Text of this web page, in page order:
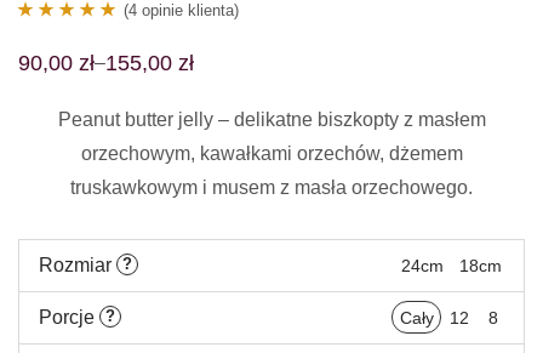
5.00na 5 na
klientów
(4 opinie klienta)
90,00 zł–155,00 zł
Peanut butter jelly – delikatne biszkopty z masłem
orzechowym, kawałkami orzechów, dżemem
truskawkowym i musem z masła orzechowego.
Rozmiar ? 24cm 18cm
Porcje ? Cały 12 8